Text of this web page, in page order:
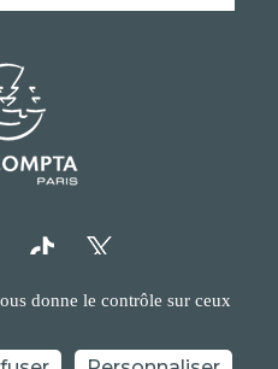
donne le contrôle sur ceux